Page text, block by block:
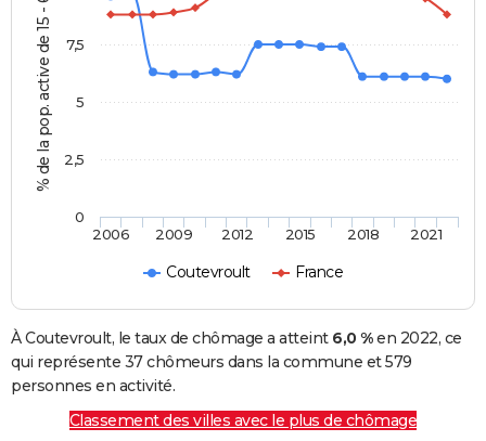
% de la pop. active de 15 - 64 ans
Coutevroult France
2006 2009 2012 2015 2018 2021
0
2,5
5
7,5
À Coutevroult, le taux de chômage a atteint 6,0 %en 2022, ce
qui représente 37 chômeurs dans la commune et 579
personnes en activité.
Classement des villes avec le plus de chômage